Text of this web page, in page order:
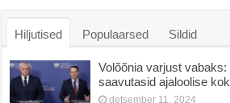
Hiljutised Populaarsed Sildid
Volõõnia varjust
saavutasid ajaloolise
detsember 11, 2024